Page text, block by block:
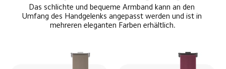
Das schlichte und bequeme Armband kann an den
Umfang des Handgelenks angepasst werden und ist in
mehreren eleganten Farben erhältlich.